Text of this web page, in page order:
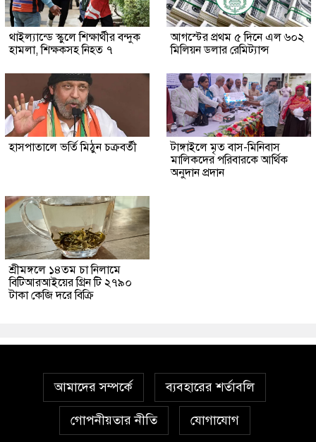
থাইল্যান্ডে স্কুলে শিক্ষার্থীর বন্দুক
হামলা, শিক্ষকসহ নিহত ৭
আগস্টের প্রথম ৫ দিনে এল ৬০২
মিলিয়ন ডলার রেমিট্যান্স
হাসপাতালে ভর্তি মিঠুন চক্রবর্তী
টাঙ্গাইলে মৃত বাস-মিনিবাস
মালিকদের পরিবারকে আর্থিক
অনুদান প্রদান
শ্রীমঙ্গলে ১৪তম চা নিলামে
বিটিআরআইয়ের গ্রিন টি ২৭৯০
টাকা কেজি দরে বিক্রি
আমাদের সম্পর্কে ব্যবহারের শর্তাবলি
গোপনীয়তার নীতি যোগাযোগ